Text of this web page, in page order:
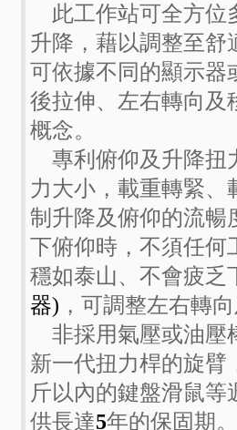
此工作站可全方位
升降，藉以調整至舒
可依據不同的顯示器
後拉伸、左右轉向及
概念。
專利俯仰及升降扭
力大小，載重轉緊、
制升降及俯仰的流暢
下俯仰時，不須任何
穩如泰山、不會疲乏
器) ，可調整左右轉
非採用氣壓或油壓
新一代扭力桿的旋臂
斤以內的鍵盤滑鼠
供長達5年的保固期。